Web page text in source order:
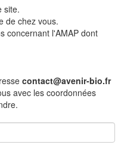
site.
de chez vous.
concernant l'AMAP dont
contact@avenir-bio.fr
avec les coordonnées